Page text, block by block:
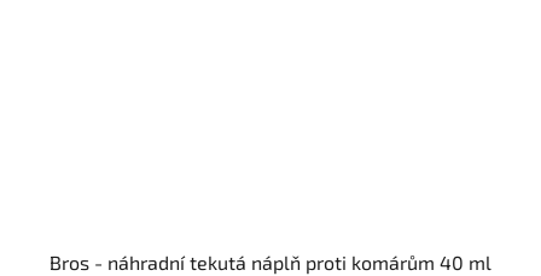
Bros - náhradní tekutá náplň proti komárům 40 ml